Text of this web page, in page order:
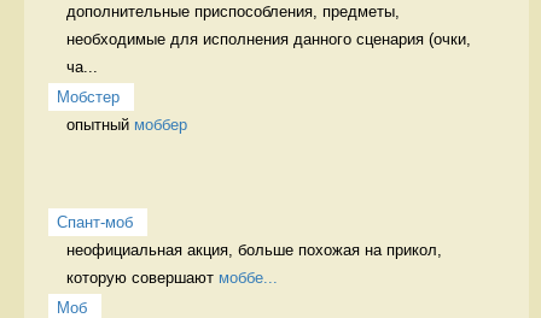
дополнительные приспособления, предметы,
необходимые для исполнения данного сценария (очки,
ча...
Мобстер
опытный моббер
Спант-моб
неофициальная акция, больше похожая на прикол,
которую совершают моббе...
Моб